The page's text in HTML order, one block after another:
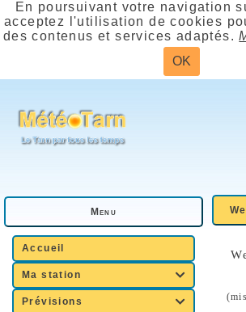
En poursuivant votre navigation
acceptez l'utilisation de cookies
des contenus et services adaptés.
OK
Menu
Accueil
Ma station 
Prévisions 